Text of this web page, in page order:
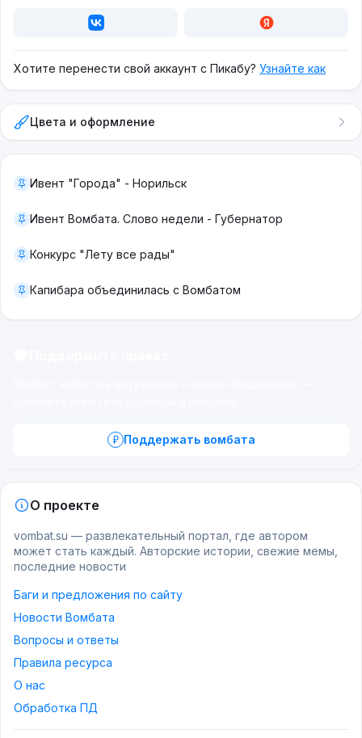
Хотите перенести свой аккаунт с Пикабу? Узнайте как
Цвета и оформление
Ивент "Города" - Норильск
Ивент Вомбата. Слово недели - Губернатор
Конкурс "Лету все рады"
Капибара объединилась с Вомбатом
Поддержать вомбата
О проекте
vombat.su — развлекательный портал, где автором
может стать каждый. Авторские истории, свежие мемы,
последние новости
Баги и предложения по сайту
Новости Вомбата
Вопросы и ответы
Правила ресурса
О нас
Обработка ПД